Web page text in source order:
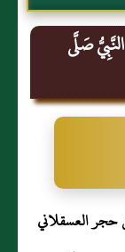
صَلَّى
حجر العسقلاني